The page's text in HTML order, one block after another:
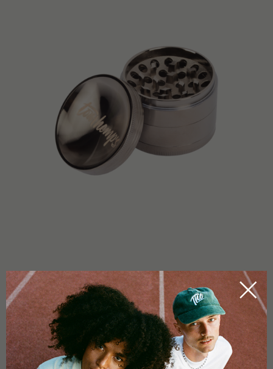
MAGGIORI INFORMAZIONI
Diametro 56 mm, Altezza 44 mm
Tritatura media
Materiale: Alluminio anodizzato
Colore: Argento-marrone